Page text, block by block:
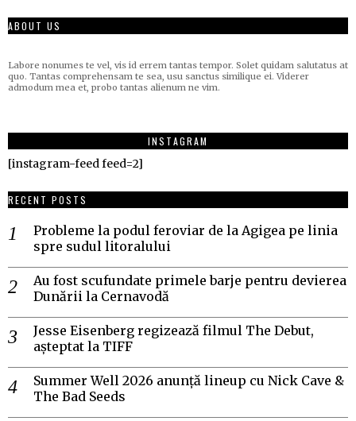
ABOUT US
Labore nonumes te vel, vis id errem tantas tempor. Solet quidam salutatus at
quo. Tantas comprehensam te sea, usu sanctus similique ei. Viderer
admodum mea et, probo tantas alienum ne vim.
INSTAGRAM
[instagram-feed feed=2]
RECENT POSTS
Probleme la podul feroviar de la Agigea pe linia
spre sudul litoralului
Au fost scufundate primele barje pentru devierea
Dunării la Cernavodă
Jesse Eisenberg regizează filmul The Debut,
așteptat la TIFF
Summer Well 2026 anunță lineup cu Nick Cave &
The Bad Seeds